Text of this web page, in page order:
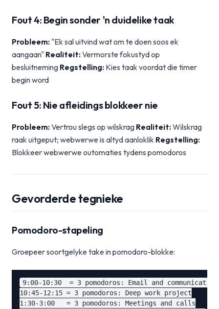
Fout 4: Begin sonder 'n duidelike taak
Probleem: "Ek sal uitvind wat om te doen soos ek
aangaan" Realiteit:Vermorste fokustyd op
besluitneming Regstelling: Kies taak voordat die timer
begin word
Fout 5: Nie afleidings blokkeer nie
Probleem:Vertrou slegs op wilskrag Realiteit:Wilskrag
raak uitgeput; webwerwe is altyd aanloklik Regstelling:
Blokkeer webwerwe outomaties tydens pomodoros
Gevorderde tegnieke
Pomodoro-stapeling
Groepeer soortgelyke take in pomodoro-blokke:
9:00-10:30  = 3 pomodoros: Email and communication
10:45-12:15 = 3 pomodoros: Deep work project
1:30-3:00   = 3 pomodoros: Meetings and calls